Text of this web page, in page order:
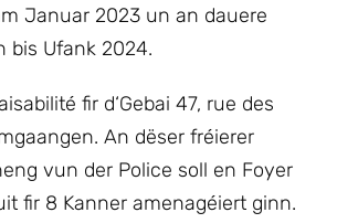
Januar 2023 un an dauere
bis Ufank 2024.
fir d‘Gebai 47, rue des
An dëser fréierer
vun der Police soll en Foyer
fir 8 Kanner amenagéiert ginn.